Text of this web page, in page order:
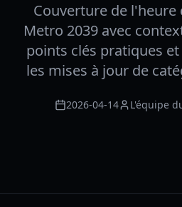
Couverture de l'heure
Metro 2039 avec
points clés pratiques
les mises à jour de
2026-04-14 L'équipe